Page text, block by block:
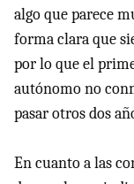
algo que parece
forma clara que
por lo que el
autónomo no
pasar otros dos
En cuanto a las